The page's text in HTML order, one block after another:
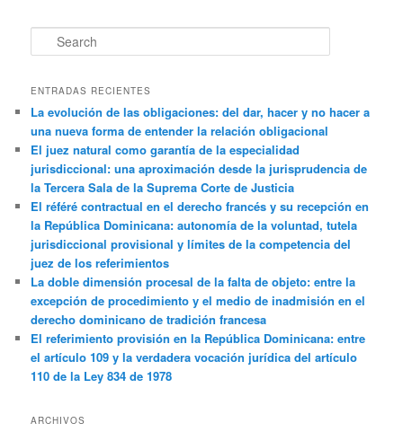
Search
ENTRADAS RECIENTES
La evolución de las obligaciones: del dar, hacer y no hacer a
una nueva forma de entender la relación obligacional
El juez natural como garantía de la especialidad
jurisdiccional: una aproximación desde la jurisprudencia de
la Tercera Sala de la Suprema Corte de Justicia
El référé contractual en el derecho francés y su recepción en
la República Dominicana: autonomía de la voluntad, tutela
jurisdiccional provisional y límites de la competencia del
juez de los referimientos
La doble dimensión procesal de la falta de objeto: entre la
excepción de procedimiento y el medio de inadmisión en el
derecho dominicano de tradición francesa
El referimiento provisión en la República Dominicana: entre
el artículo 109 y la verdadera vocación jurídica del artículo
110 de la Ley 834 de 1978
ARCHIVOS